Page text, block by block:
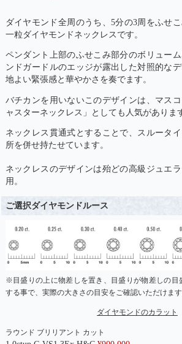
ダイヤモンド全周のうち、5分の3周をふせ
一粒ダイヤモンドネックレスです。
ペンダント上部のふせこみ部分のボリュー
ンドガードルのエッジが露出した対照的な
地よい緊張感と華やかさを奏でます。
バチカンを用いないこのデザインは、マス
ャスターネックレス」としても人気がありま
ネックレス貫通式とすることで、スルータ
所を併せ持たせています。
ネックレスのデザインは殆どの高級ジュエ
用。
ご選択ダイヤモンドルース
※目盛りの上に物差しを置き、目盛りが物差しの目
する事で、実際の大きさの目安をご確認いただけます
ダイヤモンドのカラット
ラウンド ブリリアント カット